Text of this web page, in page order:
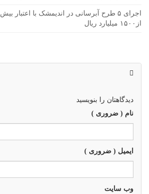
اجرای ۵ طرح آبرسانی در اندیمشک با اعتبار بیش
از۱۵۰۰ میلیارد ریال
دیدگاهتان را بنویسید
نام ( ضروری )
ایمیل ( ضروری )
وب سايت